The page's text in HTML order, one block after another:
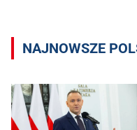
NAJNOWSZE